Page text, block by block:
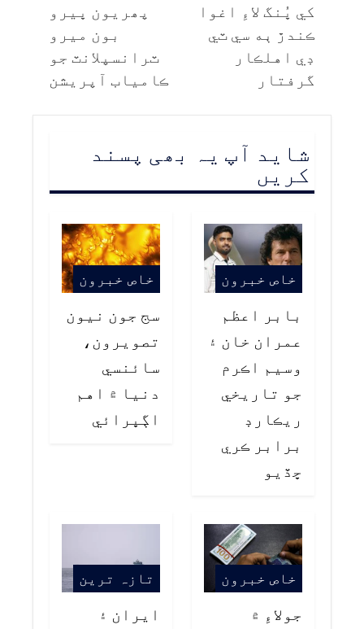
کي ڀُنگ لاءِ اغوا
ڪندڙ ٻه سي ٽي
ڊي اهلڪار
گرفتار
پھريون ڀيرو
بون ميرو
ٽرانسپلانٽ جو
ڪامياب آپريشن
شاید آپ یہ بھی پسند
کریں
خاص خبرون
بابر اعظم
عمران خان ۽
وسيم اڪرم
جو تاريخي
ريڪارڊ
برابر ڪري
ڇڏيو
خاص خبرون
سج جون نيون
تصويرون،
سائنسي
دنيا ۾ اهم
اڳڀرائي
خاص خبرون
جولاءِ ۾
تازہ ترین
ايران ۽